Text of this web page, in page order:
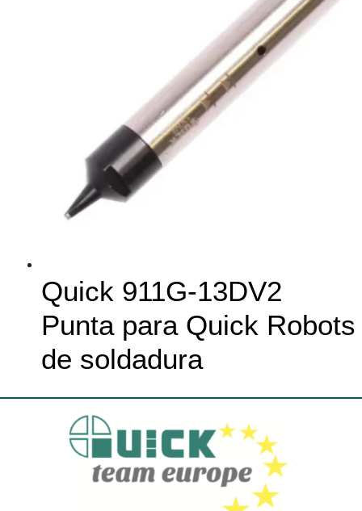
Quick 911G-13DV2
Punta para Quick Robots
de soldadura